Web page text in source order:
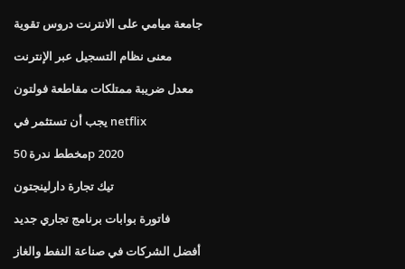
جامعة ميامي على الانترنت دروس تقوية
معنى نظام التسجيل عبر الإنترنت
معدل ضريبة ممتلكات مقاطعة فولتون
يجب أن تستثمر في netflix
مخطط ندرة 50p 2020
تيك تجارة دارلينجتون
فاتورة بوابات برنامج تجاري جديد
أفضل الشركات في صناعة النفط والغاز